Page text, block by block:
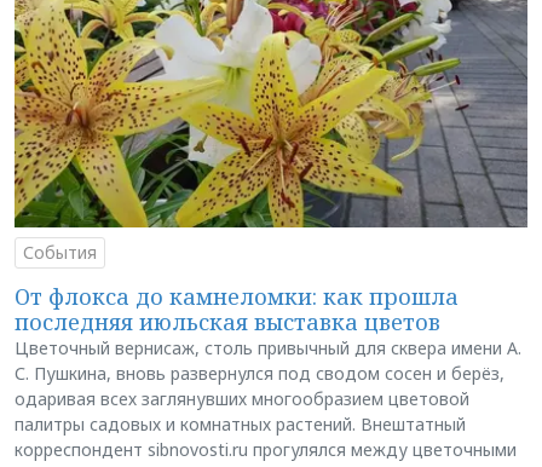
События
От флокса до камнеломки: как прошла
последняя июльская выставка цветов
Цветочный вернисаж, столь привычный для сквера имени А.
С. Пушкина, вновь развернулся под сводом сосен и берёз,
одаривая всех заглянувших многообразием цветовой
палитры садовых и комнатных растений. Внештатный
корреспондент sibnovosti.ru прогулялся между цветочными